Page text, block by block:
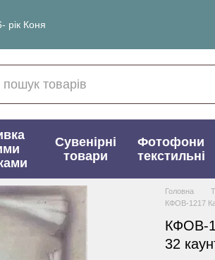
рік Коня
Сувенірні
товари
Фотофони
текстильні
Головна
КФОВ-1217
КФОВ-
32